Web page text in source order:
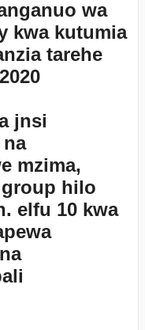
wa
kwa kutumia
tarehe
jnsi
mzima,
hilo
elfu 10 kwa